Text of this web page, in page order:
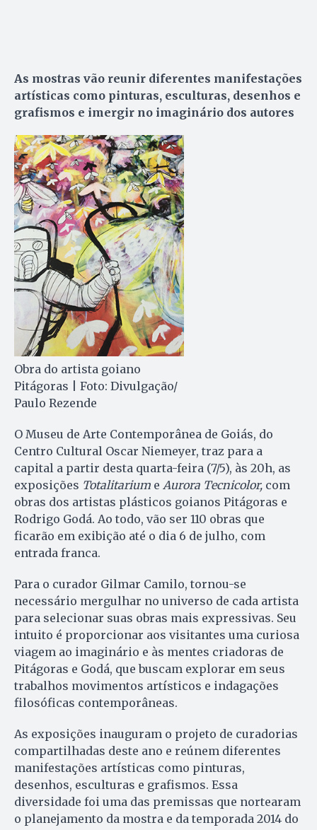
As mostras vão reunir diferentes manifestações
artísticas como pinturas, esculturas, desenhos e
grafismos e imergir no imaginário dos autores
Obra do artista goiano
Pitágoras | Foto: Divulgação/
Paulo Rezende
O Museu de Arte Contemporânea de Goiás, do
Centro Cultural Oscar Niemeyer, traz para a
capital a partir desta quarta-feira (7/5), às 20h, as
exposições Totalitarium e Aurora Tecnicolor, com
obras dos artistas plásticos goianos Pitágoras e
Rodrigo Godá. Ao todo, vão ser 110 obras que
ficarão em exibição até o dia 6 de julho, com
entrada franca.
Para o curador Gilmar Camilo, tornou-se
necessário mergulhar no universo de cada artista
para selecionar suas obras mais expressivas. Seu
intuito é proporcionar aos visitantes uma curiosa
viagem ao imaginário e às mentes criadoras de
Pitágoras e Godá, que buscam explorar em seus
trabalhos movimentos artísticos e indagações
filosóficas contemporâneas.
As exposições inauguram o projeto de curadorias
compartilhadas deste ano e reúnem diferentes
manifestações artísticas como pinturas,
desenhos, esculturas e grafismos. Essa
diversidade foi uma das premissas que nortearam
o planejamento da mostra e da temporada 2014 do